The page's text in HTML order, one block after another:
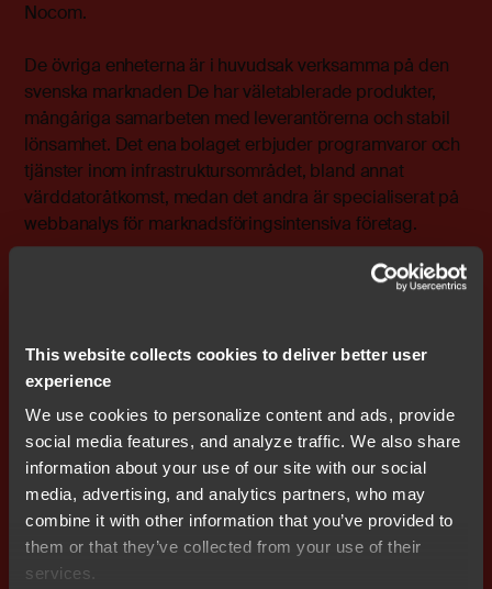
This website collects cookies to deliver better user
experience
We use cookies to personalize content and ads, provide
social media features, and analyze traffic. We also share
information about your use of our site with our social
media, advertising, and analytics partners, who may
combine it with other information that you’ve provided to
them or that they’ve collected from your use of their
services.
Nocom.
De övriga enheterna är i huvudsak verksamma på den
svenska marknaden De har väletablerade produkter,
mångåriga samarbeten med leverantörerna och stabil
lönsamhet. Det ena bolaget erbjuder programvaror och
tjänster inom infrastruktursområdet, bland annat
värddatoråtkomst, medan det andra är specialiserat på
webbanalys för marknadsföringsintensiva företag.
tillbaka i tiden, säger Stefan Skarin. – Det rör sig om
mycket lönsamma teknikområden där Nocom har
dokumenterad erfarenhet och ledande kompetens.
I samband med uppdelningen av Nocom Distribution
kommer även samarbetet med systerföretaget IAR
Systems att öka. Redan i början av hösten 2005
samlokaliserades bolagen i Uppsala. Nu sker en
samordning av resurser inom ekonomi, administration